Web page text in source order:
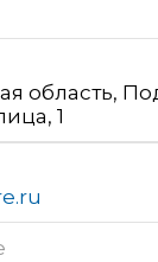
область,
1